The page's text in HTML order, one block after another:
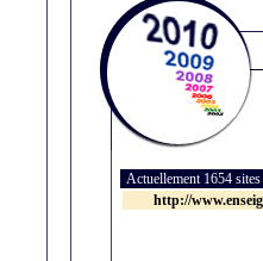
Actuellement 1654
http://